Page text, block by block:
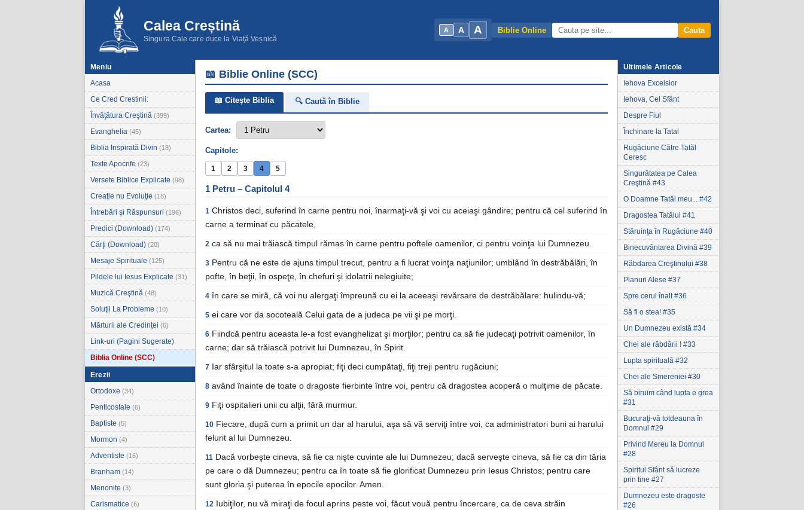
Calea Creștină
Singura Cale care duce la Viață Veșnică
A A A Biblie Online Cauta
Meniu
Acasa
Ce Cred Crestinii:
Învăţătura Creştină (399)
Evanghelia (45)
Biblia Inspirată Divin (18)
Texte Apocrife (23)
Versete Biblice Explicate (98)
Creaţie nu Evoluţie (18)
Întrebări şi Răspunsuri (196)
Predici (Download) (174)
Cărţi (Download) (20)
Mesaje Spirituale (125)
Pildele lui Iesus Explicate (31)
Muzică Creştină (48)
Soluţii La Probleme (10)
Mărturii ale Credinței (6)
Link-uri (Pagini Sugerate)
Biblia Online (SCC)
Erezii
Ortodoxe (34)
Penticostale (6)
Baptiste (5)
Mormon (4)
Adventiste (16)
Branham (14)
Menonite (3)
Carismatice (6)
📖 Biblie Online (SCC)
📖 Citește Biblia 🔍 Caută în Biblie
Cartea:
Capitole:
1 2 3 4 5
1 Petru – Capitolul 4
1 Christos deci, suferind în carne pentru noi, înarmaţi-vă şi voi cu aceiaşi gândire; pentru că cel suferind în
carne a terminat cu păcatele,
2 ca să nu mai trăiască timpul rămas în carne pentru poftele oamenilor, ci pentru voinţa lui Dumnezeu.
3 Pentru că ne este de ajuns timpul trecut, pentru a fi lucrat voinţa naţiunilor; umblând în destrăbălări, în
pofte, în beţii, în ospeţe, în chefuri şi idolatrii nelegiuite;
4 în care se miră, că voi nu alergaţi împreună cu ei la aceeaşi revărsare de destrăbălare: hulindu-vă;
5 ei care vor da socoteală Celui gata de a judeca pe vii şi pe morţi.
6 Fiindcă pentru aceasta le-a fost evanghelizat şi morţilor; pentru ca să fie judecaţi potrivit oamenilor, în
carne; dar să trăiască potrivit lui Dumnezeu, în Spirit.
7 Iar sfârşitul la toate s-a apropiat; fiţi deci cumpătaţi, fiţi treji pentru rugăciuni;
8 având înainte de toate o dragoste fierbinte între voi, pentru că dragostea acoperă o mulţime de păcate.
9 Fiţi ospitalieri unii cu alţii, fără murmur.
10 Fiecare, după cum a primit un dar al harului, aşa să vă serviţi între voi, ca administratori buni ai harului
felurit al lui Dumnezeu.
11 Dacă vorbeşte cineva, să fie ca nişte cuvinte ale lui Dumnezeu; dacă serveşte cineva, să fie ca din tăria
pe care o dă Dumnezeu; pentru ca în toate să fie glorificat Dumnezeu prin Iesus Christos; pentru care
sunt gloria şi puterea în epocile epocilor. Amen.
12
Iubiţilor, nu vă miraţi de focul aprins peste voi, făcut vouă pentru încercare, ca de ceva străin
Ultimele Articole
Iehova Excelsior
Iehova, Cel Sfânt
Despre Fiul
Închinare la Tatal
Rugăciune Către Tatăl
Ceresc
Singurătatea pe Calea
Creştină #43
O Doamne Tatăl meu... #42
Dragostea Tatălui #41
Stăruinţa în Rugăciune #40
Binecuvântarea Divină #39
Răbdarea Creştinului #38
Planuri Alese #37
Spre cerul înalt #36
Să fi o stea! #35
Un Dumnezeu există #34
Chei ale răbdării ! #33
Lupta spirituală #32
Chei ale Smereniei #30
Să biruim când lupta e grea
#31
Bucuraţi-vă totdeauna în
Domnul #29
Privind Mereu la Domnul
#28
Spiritul Sfânt să lucreze
prin tine #27
Dumnezeu este dragoste
#26